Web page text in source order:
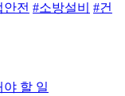
안전 #소방설비
#건
할 일